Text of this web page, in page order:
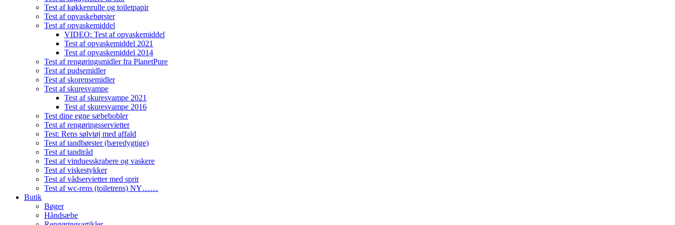
Test af køkkenrulle og toiletpapir
Test af opvaskebørster
Test af opvaskemiddel
VIDEO: Test af opvaskemiddel
Test af opvaskemiddel 2021
Test af opvaskemiddel 2014
Test af rengøringsmidler fra PlanetPure
Test af pudsemidler
Test af skorensemidler
Test af skuresvampe
Test af skuresvampe 2021
Test af skuresvampe 2016
Test dine egne sæbebobler
Test af rengøringsservietter
Test: Rens sølvtøj med affald
Test af tandbørster (bæredygtige)
Test af tandtråd
Test af vinduesskrabere og vaskere
Test af viskestykker
Test af vådservietter med sprit
Test af wc-rens (toiletrens) NY……
Butik
Bøger
Håndsæbe